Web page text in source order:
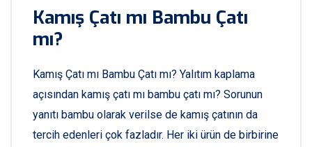
Kamış Çatı mı Bambu Çatı
mı?
Kamış Çatı mı Bambu Çatı mı? Yalıtım kaplama
açısından kamış çatı mı bambu çatı mı? Sorunun
yanıtı bambu olarak verilse de kamış çatının da
tercih edenleri çok fazladır. Her iki ürün de birbirine